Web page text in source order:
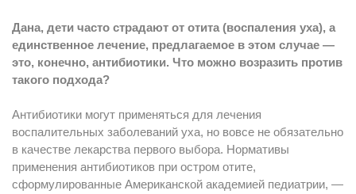
Дана, дети часто страдают от отита (воспаления уха), а
единственное лечение, предлагаемое в этом случае —
это, конечно, антибиотики. Что можно возразить против
такого подхода?
Антибиотики могут применяться для лечения
воспалительных заболеваний уха, но вовсе не обязательно
в качестве лекарства первого выбора. Нормативы
применения антибиотиков при остром отите,
сформулированные Американской академией педиатрии, —